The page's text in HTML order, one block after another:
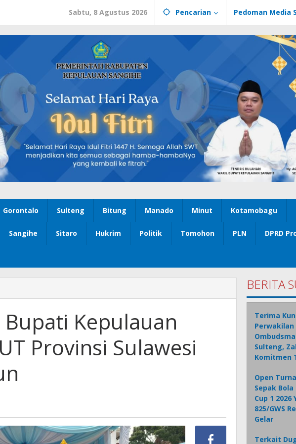
Sabtu, 8 Agustus 2026 Pencarian Pedoman Media
Gorontalo Sulteng Bitung Manado Minut Kotamobagu
Sangihe Sitaro Hukrim Politik Tomohon PLN DPRD
Kepulauan
Provinsi Sulawesi
BERITA
Terima
Perwakilan
Sulteng,
Komitmen
Open
Sepak Bola
Cup 1 2026
825/GWS
Gelar
Terkait